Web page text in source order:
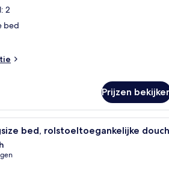
2
bed
Prijzen
Een moderne hotelkamer
bed, rolstoeltoegankelijke